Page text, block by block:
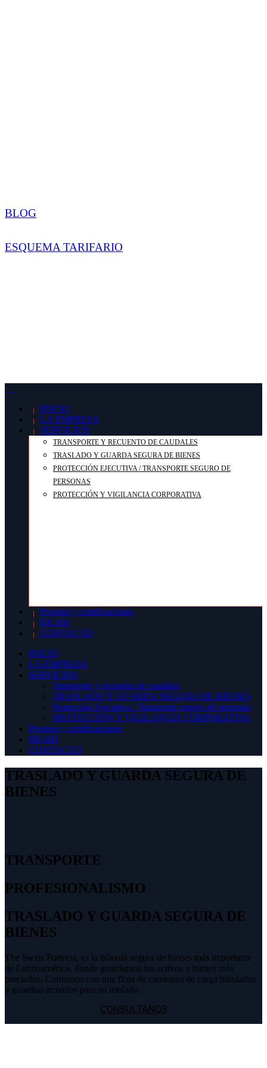
BLOG
ESQUEMA TARIFARIO
INICIO
LA EMPRESA
SERVICIOS
TRANSPORTE Y RECUENTO DE CAUDALES
TRASLADO Y GUARDA SEGURA DE BIENES
PROTECCIÓN EJECUTIVA / TRANSPORTE SEGURO DE
PERSONAS
PROTECCIÓN Y VIGILANCIA CORPORATIVA
Premios y certificaciones
RR.HH
CONTACTO
INICIO
LA EMPRESA
SERVICIOS
Transporte y recuento de caudales
TRASLADO Y GUARDA SEGURA DE BIENES
Protección Ejecutiva / Transporte seguro de personas
PROTECCIÓN Y VIGILANCIA CORPORATIVA
Premios y certificaciones
RR.HH
CONTACTO
TRASLADO Y GUARDA SEGURA DE
BIENES
TRANSPORTE
PROFESIONALISMO
TRASLADO Y GUARDA SEGURA DE
BIENES
The Swiss Fortress, es la bóveda segura de bienes más importante
de Latinoamérica, donde guardamos tus activos y bienes más
preciados. Contamos con una flota de camiones de carga blindados
y guardias armados para su traslado.
CONSULTANOS